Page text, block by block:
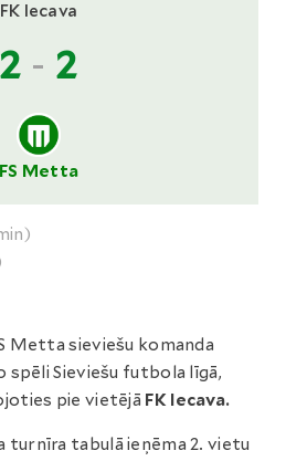
FK Iecava
2 - 2
FS Metta
Metta sieviešu komanda
spēli Sieviešu futbola līgā,
pie vietējā FK Iecava.
turnīra tabulā ieņēma 2. vietu